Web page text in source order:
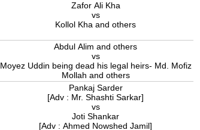
Zafor Ali Kha
vs
Kollol Kha and others
Abdul Alim and others
vs
Moyez Uddin being dead his legal heirs- Md. Mofiz
Mollah and others
Pankaj Sarder
[Adv : Mr. Shashti Sarkar]
vs
Joti Shankar
[Adv : Ahmed Nowshed Jamil]